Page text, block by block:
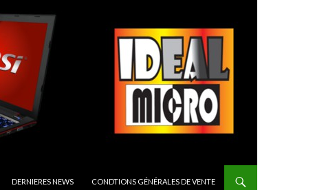
DERNIERES NEWS CONDTIONS GÉNÉRALES DE VENTE